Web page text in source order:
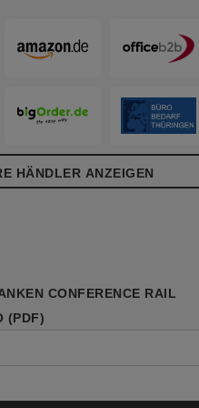
kombiniert werden.
Sichtblende, unterer
HÄNDLER ANZEIGEN
CONFERENCE RAIL
(PDF)